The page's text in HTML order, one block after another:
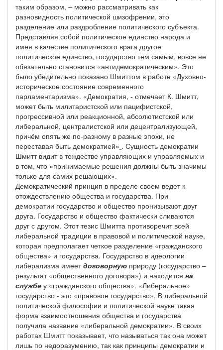
таким образом, – можно рассматривать как
разновидность политической шизофрении, это
разделение или раздробление политического субъекта.
Представляя собой политическое единство народа и
имея в качестве политического врага другое
политическое единство, государство тем самым, вовсе не
обязательно становится «антидемократическим». Это
было убедительно показано Шмиттом в работе «Духовно-
историческое состояние современного
парламентаризма». «Демократия, - отмечает К. Шмитт,
может быть милитаристской или пацифистской,
прогрессивной или реакционной, абсолютистской или
либеральной, централистской или децентрализующей,
причём опять же по-разному в разные эпохи, не
переставая быть демократией» . Сущность демократии
Шмитт видит в тождестве управляющих и управляемых и
в том, что «принимаемые решения должны быть значимы
только для самих решающих».
Демократический принцип в пределе своем ведет к
отождествлению общества и государства. При
демократии государство и общество пронизывают друг
друга. Государство и общество фактически сливаются
друг с другом. Этот тезис Шмитта противоречит всей
либеральной традиции в правовой и политической науке,
которая предполагает четкое разделение «гражданского
общества» и государства. Государство в идеологии
либерализма имеетдоговорную природу (государство –
результат «общественного договора») и находится на
службе у «гражданского общества». «Либеральное»
государство - это «правовое государство». В либеральной
политической философии и политической науке такая
форма взаимоотношения общества и государства
получила название «либеральной демократии». В своих
работах Шмитт показывает, что называться так она может
лишь по недоразумению, так как принципы демократии и